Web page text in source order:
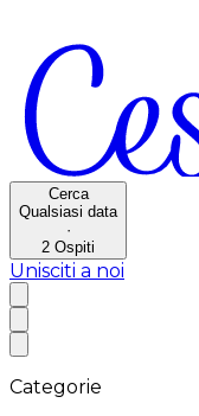
Cerca
Qualsiasi data
·
2 Ospiti
Unisciti a noi
Categorie